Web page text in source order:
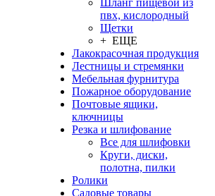
Шланг пищевой из
пвх, кислородный
Щетки
+ ЕЩЕ
Лакокрасочная продукция
Лестницы и стремянки
Мебельная фурнитура
Пожарное оборудование
Почтовые ящики,
ключницы
Резка и шлифование
Все для шлифовки
Круги, диски,
полотна, пилки
Ролики
Садовые товары